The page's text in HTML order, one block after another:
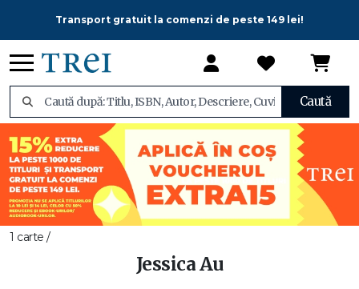
Transport gratuit la comenzi de peste 149 lei!
Caută
1 carte /
Jessica Au